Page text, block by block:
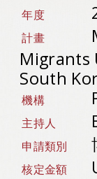
年度
計畫
Migrants
South
機構
主持人
申請類別
核定金額